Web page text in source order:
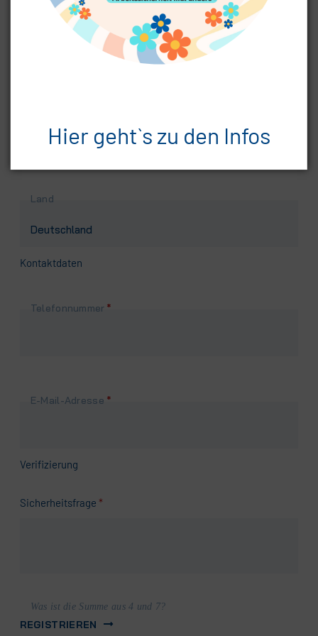
Pflichtfeld
Postleitzahl
Land
Kontaktdaten
Pflichtfeld
Telefonnummer *
Pflichtfeld
E-Mail-Adresse *
Verifizierung
Pflichtfeld
Sicherheitsfrage *
Was ist die Summe aus 4 und 7?
REGISTRIEREN
Hier geht`s zu den Infos